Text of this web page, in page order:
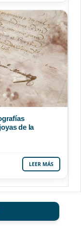
de la
LEER MÁS